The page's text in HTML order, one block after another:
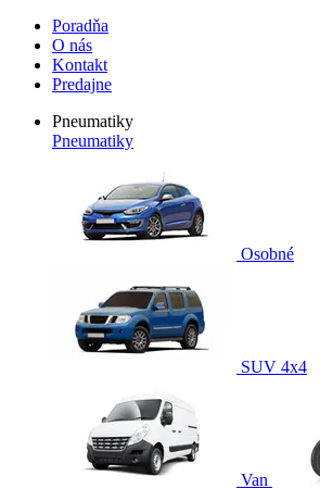
Poradňa
O nás
Kontakt
Predajne
Pneumatiky
Pneumatiky
Osobné
SUV 4x4
Van